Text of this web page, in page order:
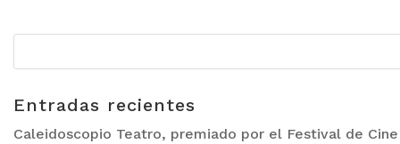
Entradas recientes
Caleidoscopio Teatro, premiado por el Festival de